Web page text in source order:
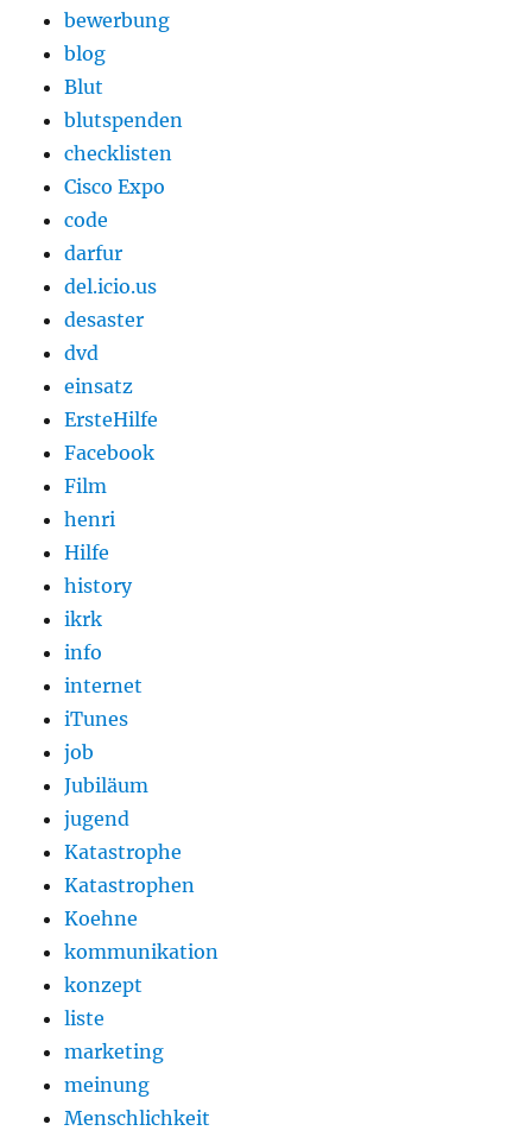
bewerbung
blog
Blut
blutspenden
checklisten
Cisco Expo
code
darfur
del.icio.us
desaster
dvd
einsatz
ErsteHilfe
Facebook
Film
henri
Hilfe
history
ikrk
info
internet
iTunes
job
Jubiläum
jugend
Katastrophe
Katastrophen
Koehne
kommunikation
konzept
liste
marketing
meinung
Menschlichkeit